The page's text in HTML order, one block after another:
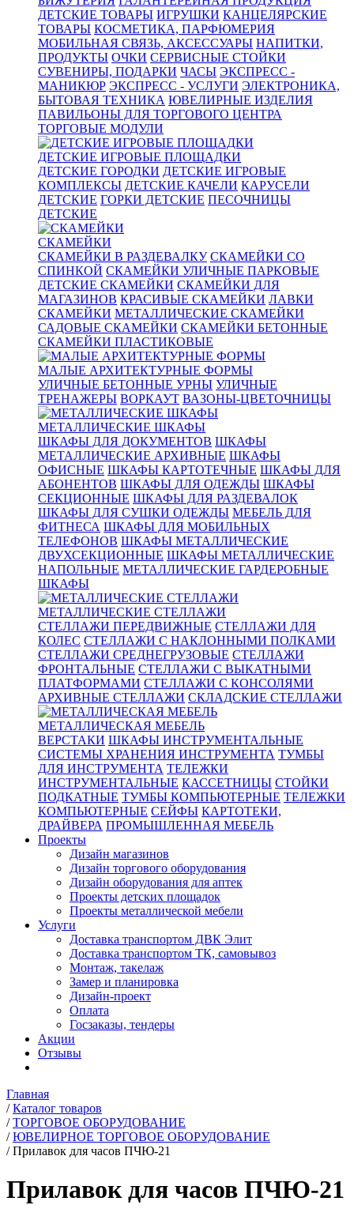
ДЕТСКИЕ ТОВАРЫ ИГРУШКИ КАНЦЕЛЯРСКИЕ
ТОВАРЫ КОСМЕТИКА, ПАРФЮМЕРИЯ
МОБИЛЬНАЯ СВЯЗЬ, АКСЕССУАРЫ НАПИТКИ,
ПРОДУКТЫ ОЧКИ СЕРВИСНЫЕ СТОЙКИ
СУВЕНИРЫ, ПОДАРКИ ЧАСЫ ЭКСПРЕСС -
МАНИКЮР ЭКСПРЕСС - УСЛУГИ ЭЛЕКТРОНИКА,
БЫТОВАЯ ТЕХНИКА ЮВЕЛИРНЫЕ ИЗДЕЛИЯ
ПАВИЛЬОНЫ ДЛЯ ТОРГОВОГО ЦЕНТРА
ТОРГОВЫЕ МОДУЛИ
ДЕТСКИЕ ИГРОВЫЕ ПЛОЩАДКИ
ДЕТСКИЕ ГОРОДКИ ДЕТСКИЕ ИГРОВЫЕ
КОМПЛЕКСЫ ДЕТСКИЕ КАЧЕЛИ КАРУСЕЛИ
ДЕТСКИЕ ГОРКИ ДЕТСКИЕ ПЕСОЧНИЦЫ
ДЕТСКИЕ
СКАМЕЙКИ
СКАМЕЙКИ В РАЗДЕВАЛКУ СКАМЕЙКИ СО
СПИНКОЙ СКАМЕЙКИ УЛИЧНЫЕ ПАРКОВЫЕ
ДЕТСКИЕ СКАМЕЙКИ СКАМЕЙКИ ДЛЯ
МАГАЗИНОВ КРАСИВЫЕ СКАМЕЙКИ ЛАВКИ
СКАМЕЙКИ МЕТАЛЛИЧЕСКИЕ СКАМЕЙКИ
САДОВЫЕ СКАМЕЙКИ СКАМЕЙКИ БЕТОННЫЕ
СКАМЕЙКИ ПЛАСТИКОВЫЕ
МАЛЫЕ АРХИТЕКТУРНЫЕ ФОРМЫ
УЛИЧНЫЕ БЕТОННЫЕ УРНЫ УЛИЧНЫЕ
ТРЕНАЖЕРЫ ВОРКАУТ ВАЗОНЫ-ЦВЕТОЧНИЦЫ
МЕТАЛЛИЧЕСКИЕ ШКАФЫ
ШКАФЫ ДЛЯ ДОКУМЕНТОВ ШКАФЫ
МЕТАЛЛИЧЕСКИЕ АРХИВНЫЕ ШКАФЫ
ОФИСНЫЕ ШКАФЫ КАРТОТЕЧНЫЕ ШКАФЫ ДЛЯ
АБОНЕНТОВ ШКАФЫ ДЛЯ ОДЕЖДЫ ШКАФЫ
СЕКЦИОННЫЕ ШКАФЫ ДЛЯ РАЗДЕВАЛОК
ШКАФЫ ДЛЯ СУШКИ ОДЕЖДЫ МЕБЕЛЬ ДЛЯ
ФИТНЕСА ШКАФЫ ДЛЯ МОБИЛЬНЫХ
ТЕЛЕФОНОВ ШКАФЫ МЕТАЛЛИЧЕСКИЕ
ДВУХСЕКЦИОННЫЕ ШКАФЫ МЕТАЛЛИЧЕСКИЕ
НАПОЛЬНЫЕ МЕТАЛЛИЧЕСКИЕ ГАРДЕРОБНЫЕ
ШКАФЫ
МЕТАЛЛИЧЕСКИЕ СТЕЛЛАЖИ
СТЕЛЛАЖИ ПЕРЕДВИЖНЫЕ СТЕЛЛАЖИ ДЛЯ
КОЛЕС СТЕЛЛАЖИ С НАКЛОННЫМИ ПОЛКАМИ
СТЕЛЛАЖИ СРЕДНЕГРУЗОВЫЕ СТЕЛЛАЖИ
ФРОНТАЛЬНЫЕ СТЕЛЛАЖИ С ВЫКАТНЫМИ
ПЛАТФОРМАМИ СТЕЛЛАЖИ С КОНСОЛЯМИ
АРХИВНЫЕ СТЕЛЛАЖИ СКЛАДСКИЕ СТЕЛЛАЖИ
МЕТАЛЛИЧЕСКАЯ МЕБЕЛЬ
ВЕРСТАКИ ШКАФЫ ИНСТРУМЕНТАЛЬНЫЕ
СИСТЕМЫ ХРАНЕНИЯ ИНСТРУМЕНТА ТУМБЫ
ДЛЯ ИНСТРУМЕНТА ТЕЛЕЖКИ
ИНСТРУМЕНТАЛЬНЫЕ КАССЕТНИЦЫ СТОЙКИ
ПОДКАТНЫЕ ТУМБЫ КОМПЬЮТЕРНЫЕ ТЕЛЕЖКИ
КОМПЬЮТЕРНЫЕ СЕЙФЫ КАРТОТЕКИ,
ДРАЙВЕРА ПРОМЫШЛЕННАЯ МЕБЕЛЬ
Проекты
Дизайн магазинов
Дизайн торгового оборудования
Дизайн оборудования для аптек
Проекты детских площадок
Проекты металлической мебели
Услуги
Доставка транспортом ДВК Элит
Доставка транспортом ТК, самовывоз
Монтаж, такелаж
Замер и планировка
Дизайн-проект
Оплата
Госзаказы, тендеры
Акции
Отзывы
Главная
/ Каталог товаров
/ ТОРГОВОЕ ОБОРУДОВАНИЕ
/ ЮВЕЛИРНОЕ ТОРГОВОЕ ОБОРУДОВАНИЕ
/ Прилавок для часов ПЧЮ-21
Прилавок для часов ПЧЮ-21